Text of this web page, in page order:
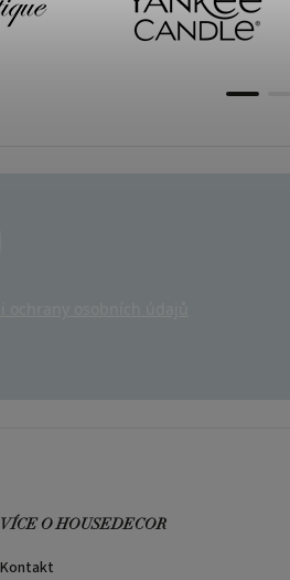
VÍCE O HOUSEDECOR
Kontakt